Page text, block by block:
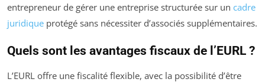
entrepreneur de gérer une entreprise structurée sur un cadre
juridique protégé sans nécessiter d’associés supplémentaires.
Quels sont les avantages fiscaux de l’EURL ?
L’EURL offre une fiscalité flexible, avec la possibilité d’être